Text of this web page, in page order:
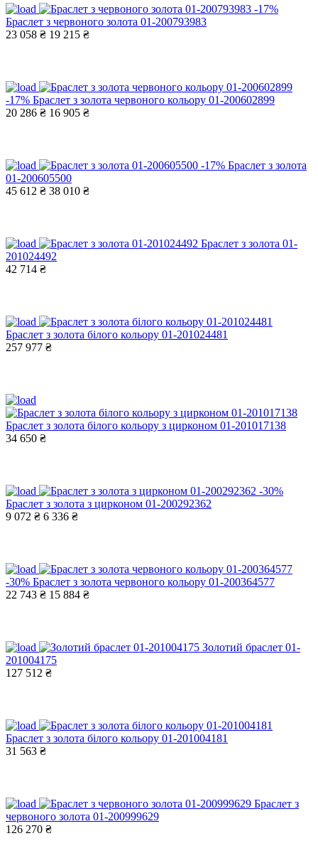
-17%
Браслет з червоного золота 01-200793983
23 058 ₴ 19 215 ₴
-17% Браслет з золота червоного кольору 01-200602899
20 286 ₴ 16 905 ₴
-17% Браслет з золота
01-200605500
45 612 ₴ 38 010 ₴
Браслет з золота 01-
201024492
42 714 ₴
Браслет з золота білого кольору 01-201024481
257 977 ₴
Браслет з золота білого кольору з цирконом 01-201017138
34 650 ₴
-30%
Браслет з золота з цирконом 01-200292362
9 072 ₴ 6 336 ₴
-30% Браслет з золота червоного кольору 01-200364577
22 743 ₴ 15 884 ₴
Золотий браслет 01-
201004175
127 512 ₴
Браслет з золота білого кольору 01-201004181
31 563 ₴
Браслет з
червоного золота 01-200999629
126 270 ₴